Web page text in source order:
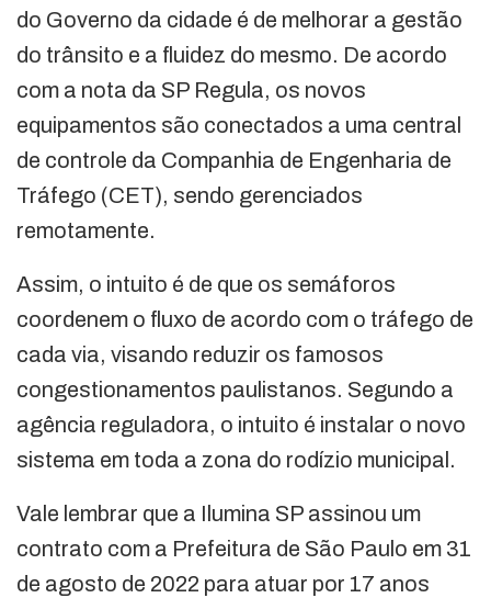
do Governo da cidade é de melhorar a gestão
do trânsito e a fluidez do mesmo. De acordo
com a nota da SP Regula, os novos
equipamentos são conectados a uma central
de controle da Companhia de Engenharia de
Tráfego (CET), sendo gerenciados
remotamente.
Assim, o intuito é de que os semáforos
coordenem o fluxo de acordo com o tráfego de
cada via, visando reduzir os famosos
congestionamentos paulistanos. Segundo a
agência reguladora, o intuito é instalar o novo
sistema em toda a zona do rodízio municipal.
Vale lembrar que a Ilumina SP assinou um
contrato com a Prefeitura de São Paulo em 31
de agosto de 2022 para atuar por 17 anos